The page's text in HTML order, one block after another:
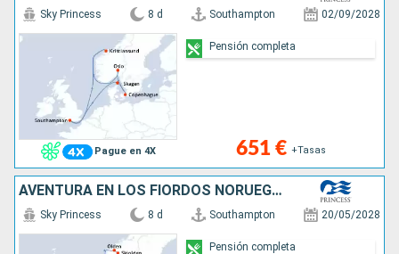
Pague en 4X
Sky Princess 8 d Southampton 02/09/2028
651 € +Tasas
Pensión completa
AVENTURA EN LOS FIORDOS NORUEGOS
Sky Princess 8 d Southampton 20/05/2028
Pensión completa